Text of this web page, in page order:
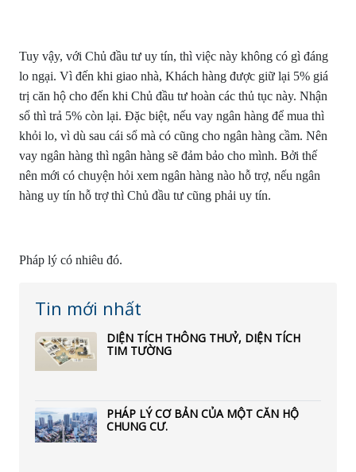
Tuy vậy, với Chủ đầu tư uy tín, thì việc này không có gì đáng
lo ngại. Vì đến khi giao nhà, Khách hàng được giữ lại 5% giá
trị căn hộ cho đến khi Chủ đầu tư hoàn các thủ tục này. Nhận
sổ thì trả 5% còn lại. Đặc biệt, nếu vay ngân hàng để mua thì
khỏi lo, vì dù sau cái sổ mà có cũng cho ngân hàng cầm. Nên
vay ngân hàng thì ngân hàng sẽ đảm bảo cho mình. Bởi thế
nên mới có chuyện hỏi xem ngân hàng nào hỗ trợ, nếu ngân
hàng uy tín hỗ trợ thì Chủ đầu tư cũng phải uy tín.
Pháp lý có nhiêu đó.
Tin mới nhất
DIỆN TÍCH THÔNG THUỶ, DIỆN TÍCH
TIM TƯỜNG
PHÁP LÝ CƠ BẢN CỦA MỘT CĂN HỘ
CHUNG CƯ.